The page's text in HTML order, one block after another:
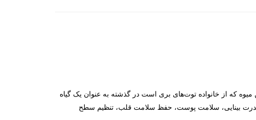
که از خانواده توت‌های بری است در گذشته به عنوان یک گیاه
قدرت بینایی، سلامت پوست، حفظ سلامت قلب، تنظیم سطح